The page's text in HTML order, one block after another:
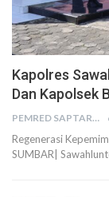
Kapolres
Dan Kapolsek
PEMRED SAPTARIUS
Regenerasi
SUMBAR|